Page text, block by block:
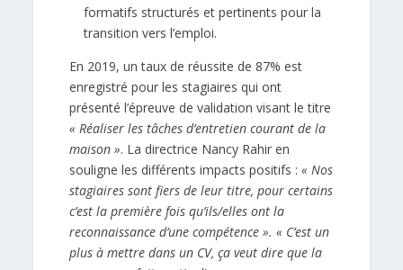
formatifs structurés et pertinents pour la
transition vers l’emploi.
En 2019, un taux de réussite de 87% est
enregistré pour les stagiaires qui ont
présenté l’épreuve de validation visant le titre
« Réaliser les tâches d’entretien courant de la
maison ». La directrice Nancy Rahir en
souligne les différents impacts positifs :« Nos
stagiaires sont fiers de leur titre, pour certains
c’est la première fois qu’ils/elles ont la
reconnaissance d’une compétence ». « C’est un
plus à mettre dans un CV, ça veut dire que la